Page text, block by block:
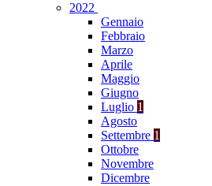
2022
Gennaio
Febbraio
Marzo
Aprile
Maggio
Giugno
Luglio 1
Agosto
Settembre 1
Ottobre
Novembre
Dicembre